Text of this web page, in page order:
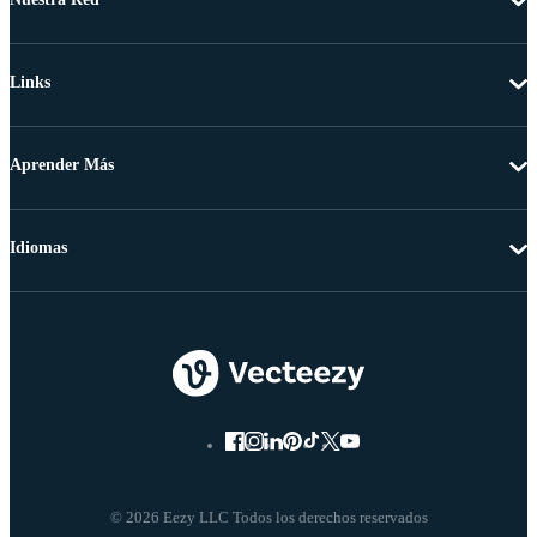
Links
Aprender Más
© 2026 Eezy LLC Todos los derechos reservados
Idiomas